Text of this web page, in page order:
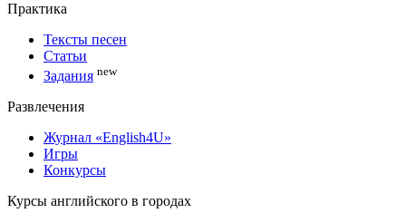
Практика
Тексты песен
Статьи
Задания new
Развлечения
Журнал «English4U»
Игры
Конкурсы
Курсы английского в городах